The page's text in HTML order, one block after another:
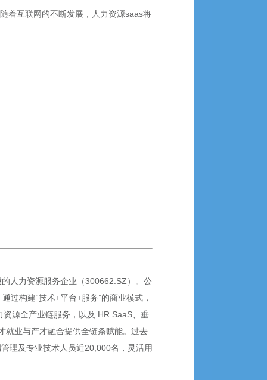
着互联网的不断发展，人力资源saas将
人力资源服务企业（300662.SZ）。公
过构建“技术+平台+服务”的商业模式，
源全产业链服务，以及 HR SaaS、垂
就业与产才融合提供全链条赋能。过去
理及专业技术人员近20,000名，灵活用